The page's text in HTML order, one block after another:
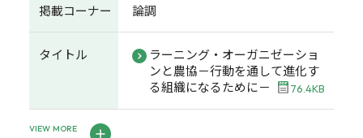
掲載コーナー 論調
タイトル
ラーニング・オーガニゼーショ
ンと農協－行動を通して進化す
る組織になるために－
76.4KB
VIEW MORE